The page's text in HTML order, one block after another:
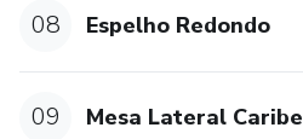
08 Espelho Redondo
09 Mesa Lateral Caribe